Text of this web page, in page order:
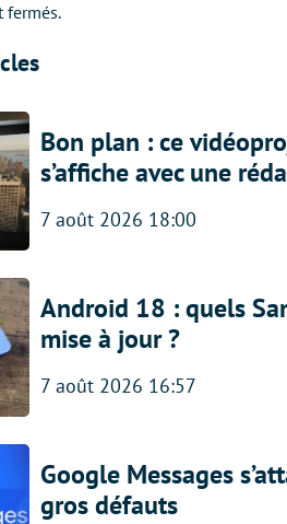
fermés.
Bon plan : ce
s’affiche avec une
7 août 2026 18:00
Android 18 : quels
mise à jour ?
7 août 2026 16:57
Google Messages
gros défauts